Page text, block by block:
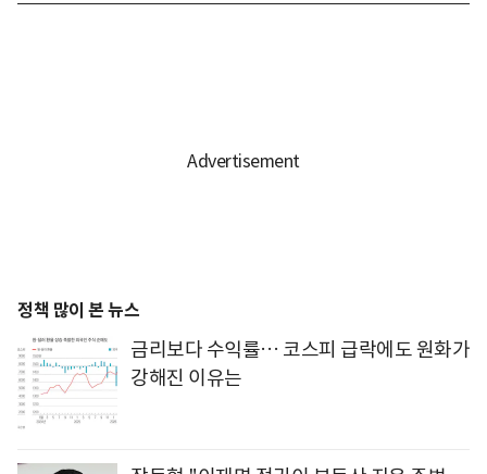
정책 많이 본 뉴스
금리보다 수익률… 코스피 급락에도 원화가
강해진 이유는